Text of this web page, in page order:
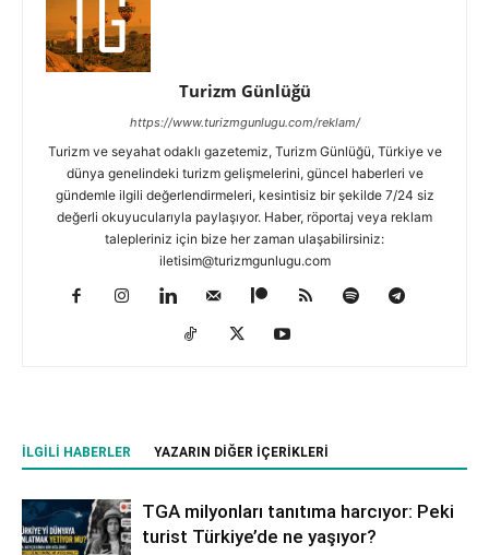
Turizm Günlüğü
https://www.turizmgunlugu.com/reklam/
Turizm ve seyahat odaklı gazetemiz, Turizm Günlüğü, Türkiye ve
dünya genelindeki turizm gelişmelerini, güncel haberleri ve
gündemle ilgili değerlendirmeleri, kesintisiz bir şekilde 7/24 siz
değerli okuyucularıyla paylaşıyor. Haber, röportaj veya reklam
talepleriniz için bize her zaman ulaşabilirsiniz:
iletisim@turizmgunlugu.com
İLGILI HABERLER YAZARIN DIĞER İÇERIKLERI
TGA milyonları tanıtıma harcıyor: Peki
turist Türkiye’de ne yaşıyor?